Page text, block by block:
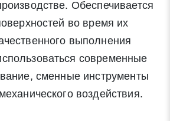
Обеспечивается
во время их
выполнения
современные
сменные инструменты
воздействия.